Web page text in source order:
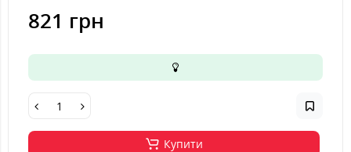
821 грн
Купити